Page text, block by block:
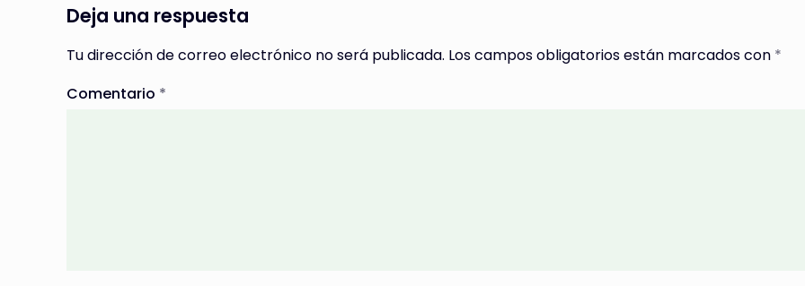
Deja una respuesta
Tu dirección de correo electrónico no será publicada. Los campos obligatorios están marcados con *
Comentario *